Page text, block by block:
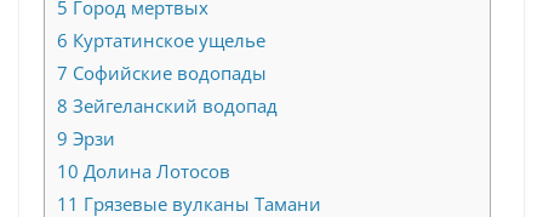
5 Город мертвых
6 Куртатинское ущелье
7 Софийские водопады
8 Зейгеланский водопад
9 Эрзи
10 Долина Лотосов
11 Грязевые вулканы Тамани